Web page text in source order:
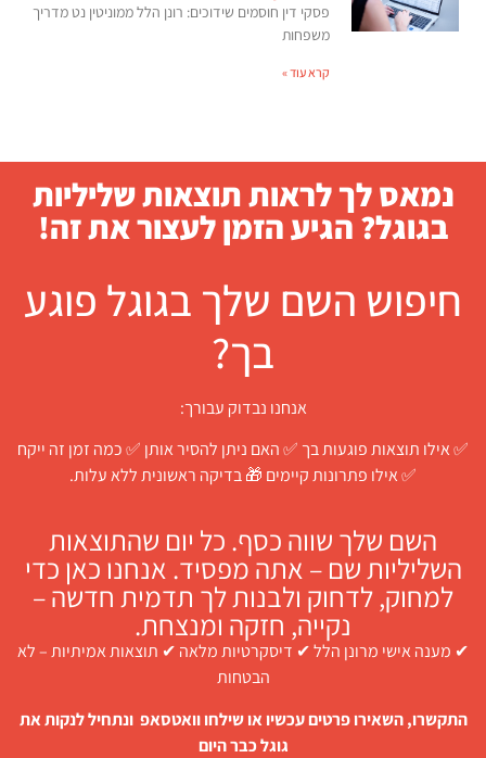
פסקי דין חוסמים שידוכים: רונן הלל ממוניטין נט מדריך
משפחות
קרא עוד »
נמאס לך לראות תוצאות שליליות
בגוגל? הגיע הזמן לעצור את זה!
חיפוש השם שלך בגוגל פוגע
בך?
אנחנו נבדוק עבורך:
✅ אילו תוצאות פוגעות בך ✅ האם ניתן להסיר אותן ✅ כמה זמן זה ייקח
✅ אילו פתרונות קיימים 🎁 בדיקה ראשונית ללא עלות.
השם שלך שווה כסף. כל יום שהתוצאות
השליליות שם – אתה מפסיד. אנחנו כאן כדי
למחוק, לדחוק ולבנות לך תדמית חדשה –
נקייה, חזקה ומנצחת.
✔ מענה אישי מרונן הלל ✔ דיסקרטיות מלאה ✔ תוצאות אמיתיות – לא
הבטחות
התקשרו, השאירו פרטים עכשיו או שילחו וואטסאפ ונתחיל לנקות את
גוגל כבר היום